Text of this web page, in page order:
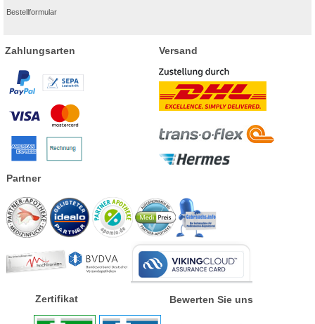
Bestellformular
Zahlungsarten Versand
Partner
Zertifikat Bewerten Sie uns